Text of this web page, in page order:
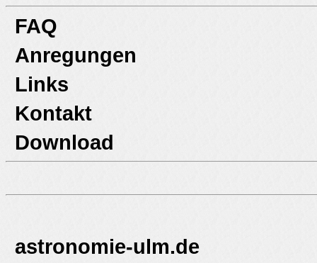
FAQ
Anregungen
Links
Kontakt
Download
astronomie-ulm.de